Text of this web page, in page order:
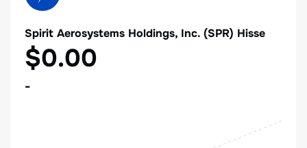
Spirit Aerosystems Holdings, Inc. (SPR) Hisse
$0.00
-